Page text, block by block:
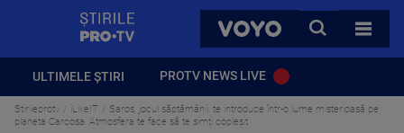
VOYO
CAUTA
TOATE
ULTIMELE ȘTIRI PROTV NEWS LIVE
Stirileprotv iLikeIT
Saros, jocul săptămânii, te introduce într-o lume misterioasă pe
planeta Carcosa. Atmosfera te face să te simți copleșit